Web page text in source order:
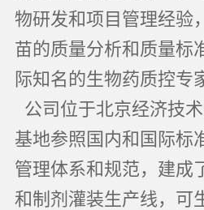
物研发和项目管理经验
苗的质量分析和质量标
际知名的生物药质控专
公司位于北京经济技
基地参照国内和国际标
管理体系和规范，建成
和制剂灌装生产线，可